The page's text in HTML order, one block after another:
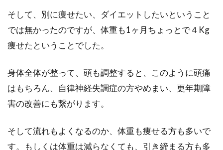
そして、別に痩せたい、ダイエットしたいということ
では無かったのですが、体重も1ヶ月ちょっとで４Kg
痩せたということでした。
身体全体が整って、頭も調整すると、このように頭痛
はもちろん、自律神経失調症の方やめまい、更年期障
害の改善にも繋がります。
そして流れもよくなるのか、体重も痩せる方も多いで
す。もしくは体重は減らなくても、引き締まる方も多